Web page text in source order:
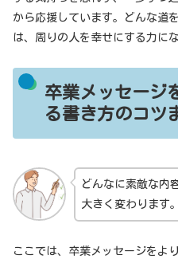
から応援しています。どんな道
は、周りの人を幸せにする力にな
卒業メッセージ
る書き方のコツ
どんなに素敵な内
大きく変わります。
ここでは、卒業メッセージをよ